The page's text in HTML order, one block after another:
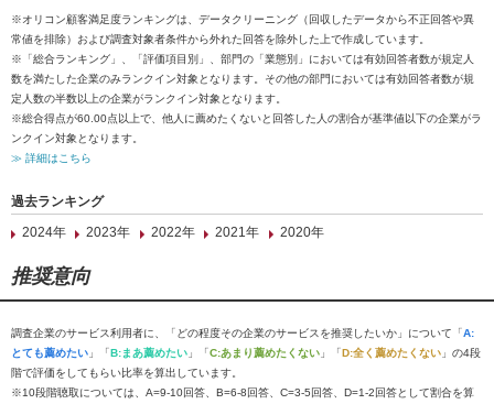
※オリコン顧客満足度ランキングは、データクリーニング（回収したデータから不正回答や異
常値を排除）および調査対象者条件から外れた回答を除外した上で作成しています。
※「総合ランキング」、「評価項目別」、部門の「業態別」においては有効回答者数が規定人
数を満たした企業のみランクイン対象となります。その他の部門においては有効回答者数が規
定人数の半数以上の企業がランクイン対象となります。
※総合得点が60.00点以上で、他人に薦めたくないと回答した人の割合が基準値以下の企業がラ
ンクイン対象となります。
≫ 詳細はこちら
過去ランキング
2024年
2023年 2022年 2021年 2020年
推奨意向
調査企業のサービス利用者に、「どの程度その企業のサービスを推奨したいか」について「A:
とても薦めたい 」「B:まあ薦めたい 」「C:あまり薦めたくない 」「D:全く薦めたくない 」の4段
階で評価をしてもらい比率を算出しています。
※10段階聴取については、A=9-10回答、B=6-8回答、C=3-5回答、D=1-2回答として割合を算